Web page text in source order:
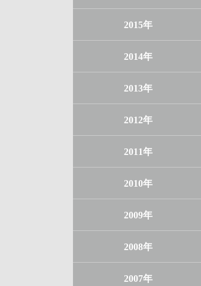
2015年
2014年
2013年
2012年
2011年
2010年
2009年
2008年
2007年